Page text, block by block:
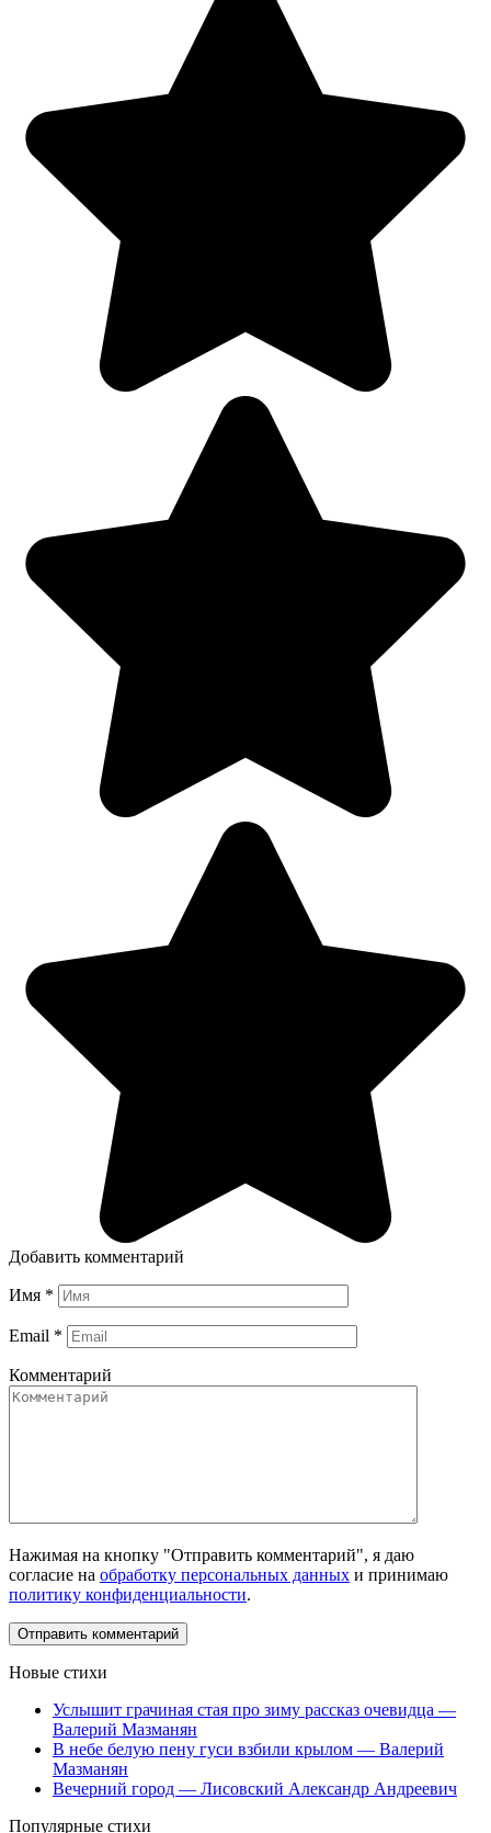
Добавить комментарий
Имя *
Email *
Комментарий
Нажимая на кнопку "Отправить комментарий", я даю
согласие на обработку персональных данных и принимаю
политику конфиденциальности.
Новые стихи
Услышит грачиная стая про зиму рассказ очевидца —
Валерий Мазманян
В небе белую пену гуси взбили крылом — Валерий
Мазманян
Вечерний город — Лисовский Александр Андреевич
Популярные стихи